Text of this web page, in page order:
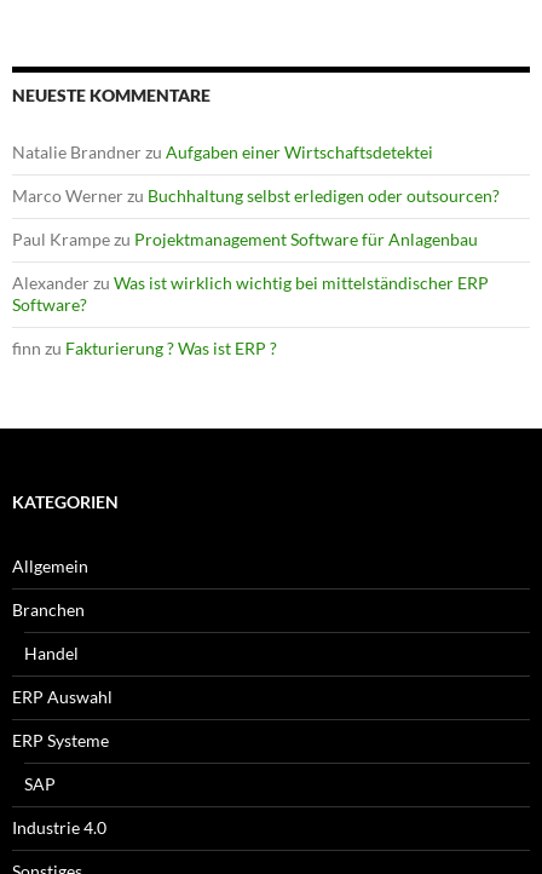
NEUESTE KOMMENTARE
Natalie Brandnerzu Aufgaben einer Wirtschaftsdetektei
Marco Wernerzu Buchhaltung selbst erledigen oder outsourcen?
Paul Krampezu Projektmanagement Software für Anlagenbau
Alexanderzu Was ist wirklich wichtig bei mittelständischer ERP
Software?
finn zu Fakturierung ? Was ist ERP ?
KATEGORIEN
Allgemein
Branchen
Handel
ERP Auswahl
ERP Systeme
SAP
Industrie 4.0